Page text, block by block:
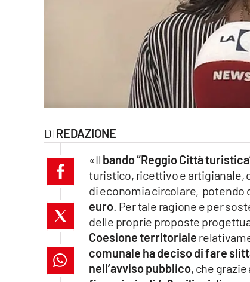
ilvibonese.it
catanzarochannel.it
lacapitalenews.it
REDAZIONE
«Il bando “Reggio Città
turistico, ricettivo e artigianale,
di economia circolare, potendo
euro. Per tale ragione e per
delle proprie proposte
Coesione territoriale
comunale ha deciso di fare
nell’avviso pubblico, che grazie